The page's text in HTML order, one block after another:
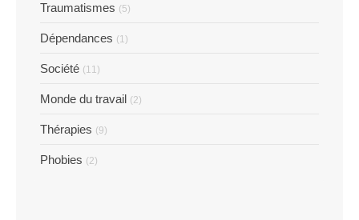
Traumatismes (5)
Dépendances (1)
Société (11)
Monde du travail (2)
Thérapies (9)
Phobies (2)